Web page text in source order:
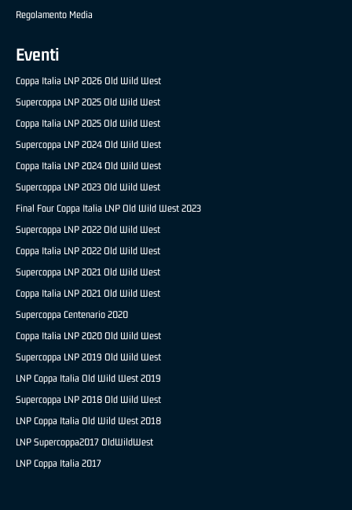
Regolamento Media
Eventi
Coppa Italia LNP 2026 Old Wild West
Supercoppa LNP 2025 Old Wild West
Coppa Italia LNP 2025 Old Wild West
Supercoppa LNP 2024 Old Wild West
Coppa Italia LNP 2024 Old Wild West
Supercoppa LNP 2023 Old Wild West
Final Four Coppa Italia LNP Old Wild West 2023
Supercoppa LNP 2022 Old Wild West
Coppa Italia LNP 2022 Old Wild West
Supercoppa LNP 2021 Old Wild West
Coppa Italia LNP 2021 Old Wild West
Supercoppa Centenario 2020
Coppa Italia LNP 2020 Old Wild West
Supercoppa LNP 2019 Old Wild West
LNP Coppa Italia Old Wild West 2019
Supercoppa LNP 2018 Old Wild West
LNP Coppa Italia Old Wild West 2018
LNP Supercoppa2017 OldWildWest
LNP Coppa Italia 2017